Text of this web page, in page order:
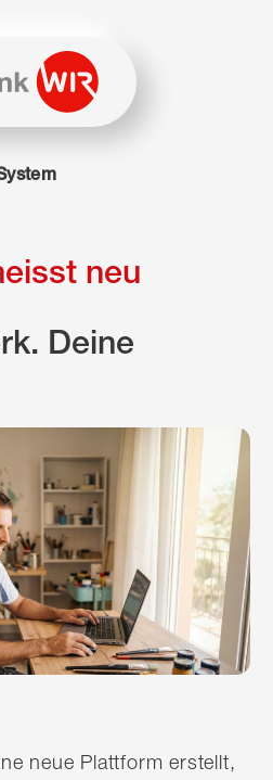
wird JavaScript benötigt.
neu
Deine
neue Plattform erstellt,